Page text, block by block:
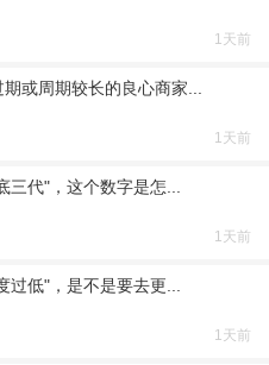
1天前
或周期较长的良心商家...
1天前
三代"，这个数字是怎...
1天前
过低"，是不是要去更...
1天前